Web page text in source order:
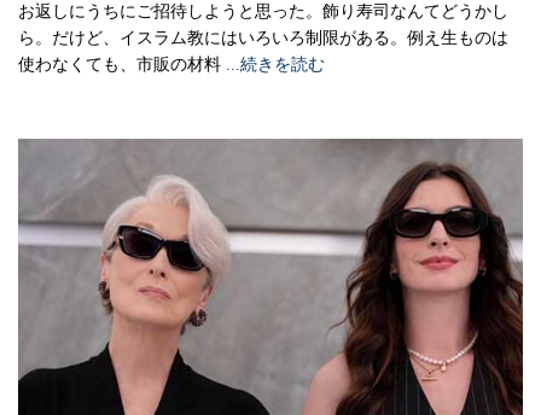
お返しにうちにご招待しようと思った。飾り寿司なんてどうかし
ら。だけど、イスラム教にはいろいろ制限がある。例え生ものは
使わなくても、市販の材料
...続きを読む